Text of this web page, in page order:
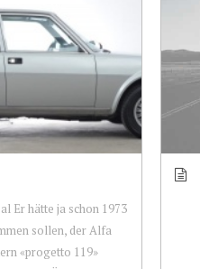
Er hätte ja schon 1973
sollen, der Alfa
«progetto 119»